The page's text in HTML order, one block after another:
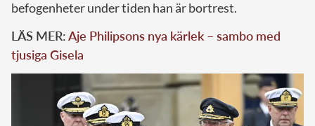
befogenheter under tiden han är bortrest.
LÄS MER:Aje Philipsons nya kärlek – sambo med
tjusiga Gisela